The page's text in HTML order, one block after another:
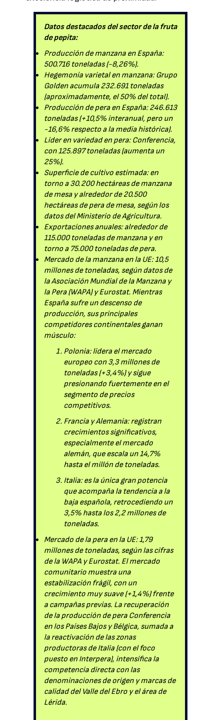
Datos destacados del sector de la fruta
de pepita:
Producción de manzana en España:
500.716 toneladas (-8,26%).
Hegemonía varietal en manzana: Grupo
Golden acumula 232.691 toneladas
(aproximadamente, el 50% del total).
Producción de pera en España: 246.613
toneladas (+10,5% interanual, pero un
-16,6% respecto a la media histórica).
Líder en variedad en pera: Conferencia,
con 125.897 toneladas (aumenta un
25%).
Superficie de cultivo estimada: en
torno a 30.200 hectáreas de manzana
de mesa y alrededor de 20.500
hectáreas de pera de mesa, según los
datos del Ministerio de Agricultura.
Exportaciones anuales: alrededor de
115.000 toneladas de manzana y en
torno a 75.000 toneladas de pera.
Mercado de la manzana en la UE: 10,5
millones de toneladas, según datos de
la Asociación Mundial de la Manzana y
la Pera (WAPA) y Eurostat. Mientras
España sufre un descenso de
producción, sus principales
competidores continentales ganan
músculo:
Polonia: lidera el mercado
europeo con 3,3 millones de
toneladas (+3,4%) y sigue
presionando fuertemente en el
segmento de precios
competitivos.
Francia y Alemania: registran
crecimientos significativos,
especialmente el mercado
alemán, que escala un 14,7%
hasta el millón de toneladas.
Italia: es la única gran potencia
que acompaña la tendencia a la
baja española, retrocediendo un
3,5% hasta los 2,2 millones de
toneladas.
Mercado de la pera en la UE: 1,79
millones de toneladas, según las cifras
de la WAPA y Eurostat. El mercado
comunitario muestra una
estabilización frágil, con un
crecimiento muy suave (+1,4%) frente
a campañas previas. La recuperación
de la producción de pera Conferencia
en los Países Bajos y Bélgica, sumada a
la reactivación de las zonas
productoras de Italia (con el foco
puesto en Interpera), intensifica la
competencia directa con las
denominaciones de origen y marcas de
calidad del Valle del Ebro y el área de
Lérida.